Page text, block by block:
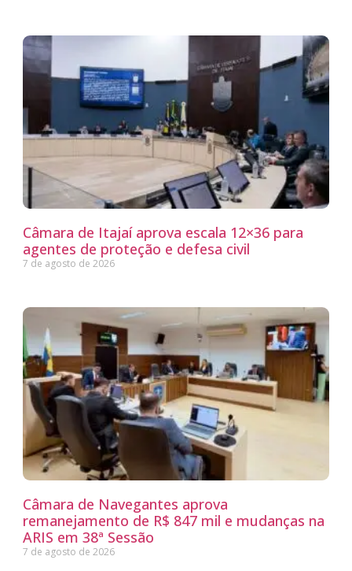
Câmara de Itajaí aprova escala 12×36 para
agentes de proteção e defesa civil
7 de agosto de 2026
Câmara de Navegantes aprova
remanejamento de R$ 847 mil e mudanças na
ARIS em 38ª Sessão
7 de agosto de 2026